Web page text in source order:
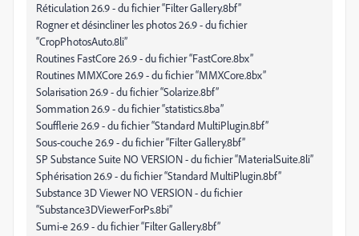
Réticulation 26.9 - du fichier “Filter Gallery.8bf”
Rogner et désincliner les photos 26.9 - du fichier
“CropPhotosAuto.8li”
Routines FastCore 26.9 - du fichier “FastCore.8bx”
Routines MMXCore 26.9 - du fichier “MMXCore.8bx”
Solarisation 26.9 - du fichier “Solarize.8bf”
Sommation 26.9 - du fichier “statistics.8ba”
Soufflerie 26.9 - du fichier “Standard MultiPlugin.8bf”
Sous-couche 26.9 - du fichier “Filter Gallery.8bf”
SP Substance Suite NO VERSION - du fichier “MaterialSuite.8li”
Sphérisation 26.9 - du fichier “Standard MultiPlugin.8bf”
Substance 3D Viewer NO VERSION - du fichier
“Substance3DViewerForPs.8bi”
Sumi-e 26.9 - du fichier “Filter Gallery.8bf”